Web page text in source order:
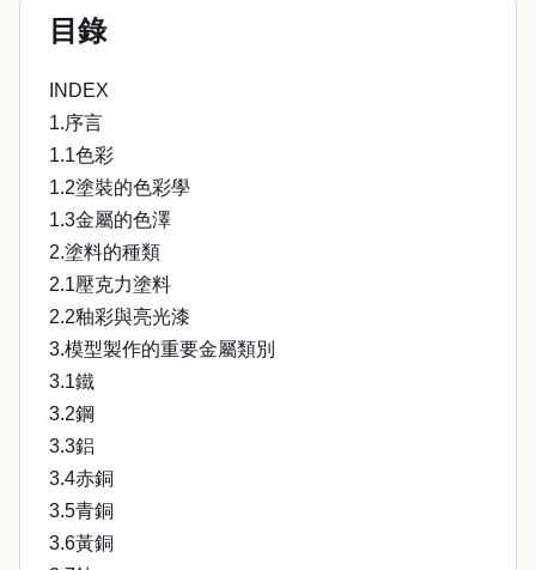
目錄
INDEX
1.序言
1.1色彩
1.2塗裝的色彩學
1.3金屬的色澤
2.塗料的種類
2.1壓克力塗料
2.2釉彩與亮光漆
3.模型製作的重要金屬類別
3.1鐵
3.2鋼
3.3鋁
3.4赤銅
3.5青銅
3.6黃銅